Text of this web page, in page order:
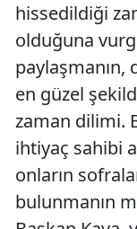
hissedildiği
olduğuna
paylaşmanın,
en güzel
zaman dilimi.
ihtiyaç sahibi
onların
bulunmanın